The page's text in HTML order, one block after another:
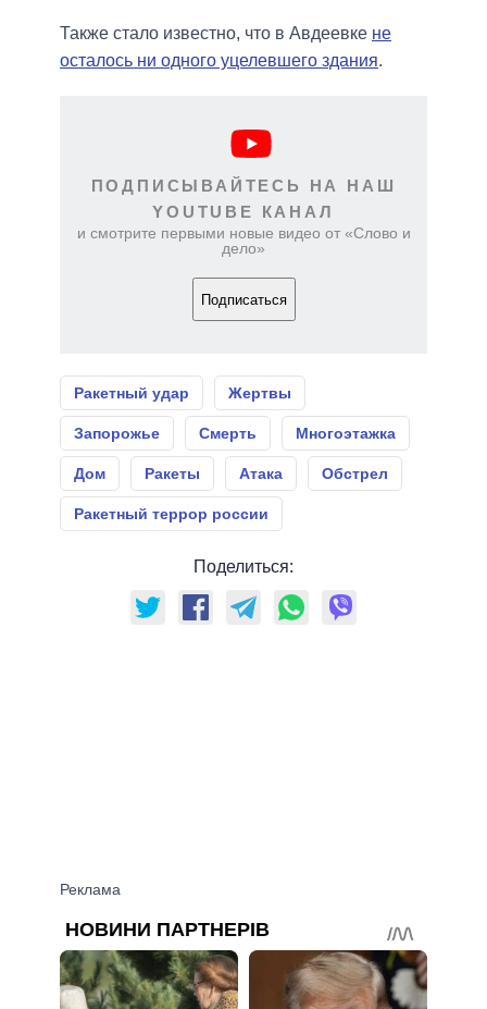
Также стало известно, что в Авдеевке не
осталось ни одного уцелевшего здания.
ПОДПИСЫВАЙТЕСЬ НА НАШ
YOUTUBE КАНАЛ
и смотрите первыми новые видео от «Слово и
дело»
Подписаться
Ракетный удар Жертвы
Запорожье Смерть Многоэтажка
Дом Ракеты Атака Обстрел
Ракетный террор россии
Поделиться: